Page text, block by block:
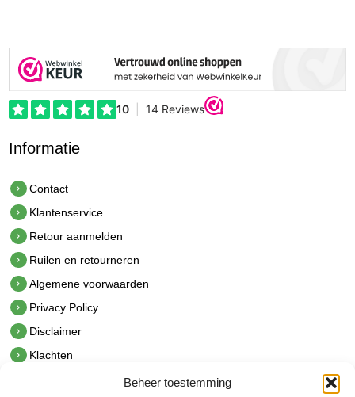
Beheer toestemming
Informatie
Contact
Klantenservice
Retour aanmelden
Ruilen en retourneren
Algemene voorwaarden
Privacy Policy
Disclaimer
Klachten